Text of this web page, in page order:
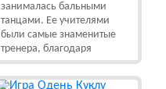
занималась бальными
танцами. Ее учителями
были самые знаменитые
тренера, благодаря